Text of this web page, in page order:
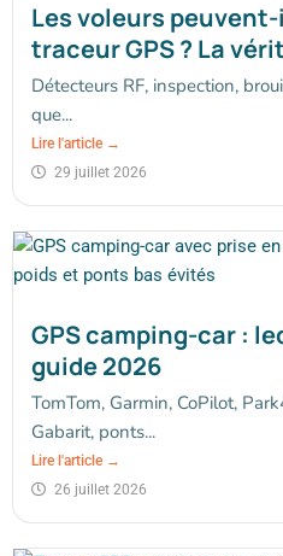
Les voleurs
traceur GPS ? La
Détecteurs RF, inspection,
que...
Lire l'article →
29 juillet 2026
GPS camping-car :
guide 2026
TomTom, Garmin, CoPilot,
Gabarit, ponts...
Lire l'article →
26 juillet 2026